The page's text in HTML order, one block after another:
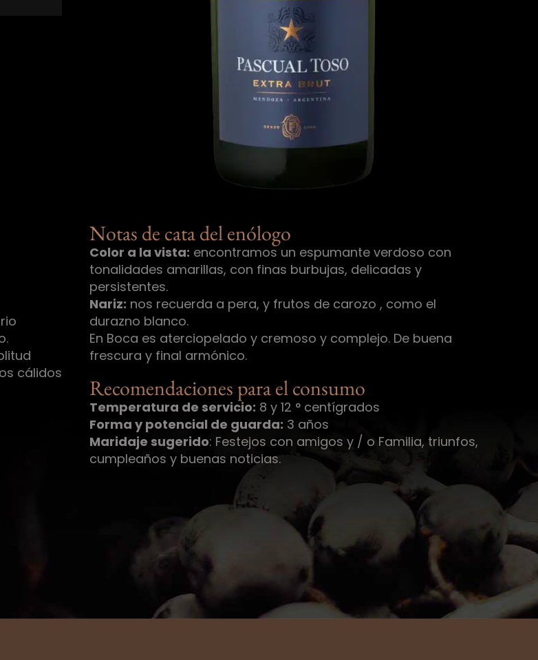
cálidos
Notas de cata del enólogo
Color a la vista: encontramos un espumante verdoso con
tonalidades amarillas, con finas burbujas, delicadas y
persistentes.
Nariz: nos recuerda a pera, y frutos de carozo , como el
durazno blanco.
En Boca es aterciopelado y cremoso y complejo. De buena
frescura y final armónico.
Recomendaciones para el consumo
Temperatura de servicio: 8 y 12 ° centígrados
Forma y potencial de guarda: 3 años
Maridaje sugerido: Festejos con amigos y / o Familia, triunfos,
cumpleaños y buenas noticias.